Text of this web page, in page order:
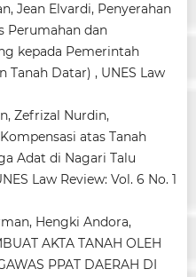
Jean Elvardi, Penyerahan
Perumahan dan
kepada Pemerintah
Tanah Datar) , UNES Law
Zefrizal Nurdin,
atas Tanah
Adat di Nagari Talu
Law Review: Vol. 6 No. 1
Hengki Andora,
AKTA TANAH OLEH
PPAT DAERAH DI